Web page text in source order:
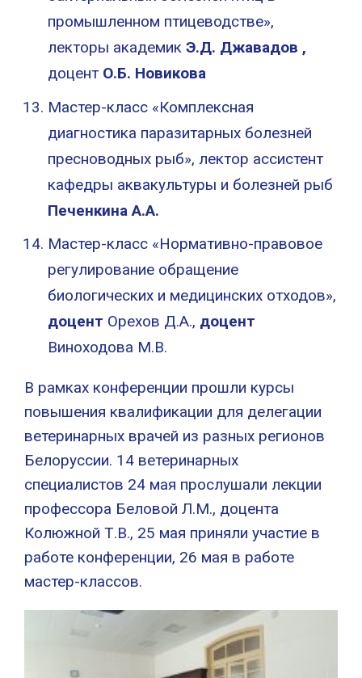
промышленном птицеводстве»,
лекторы академик Э.Д. Джавадов ,
доцент О.Б. Новикова
Мастер-класс «Комплексная
диагностика паразитарных болезней
пресноводных рыб», лектор ассистент
кафедры аквакультуры и болезней рыб
Печенкина А.А.
Мастер-класс «Нормативно-правовое
регулирование обращение
биологических и медицинских отходов»,
доцент Орехов Д.А., доцент
Виноходова М.В.
В рамках конференции прошли курсы
повышения квалификации для делегации
ветеринарных врачей из разных регионов
Белоруссии. 14 ветеринарных
специалистов 24 мая прослушали лекции
профессора Беловой Л.М., доцента
Колюжной Т.В., 25 мая приняли участие в
работе конференции, 26 мая в работе
мастер-классов.